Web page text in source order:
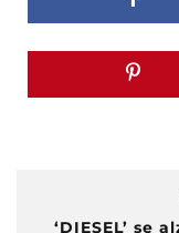
‘DIESEL’ se